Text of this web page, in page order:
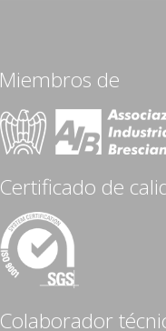
Miembros de
Certificado de
Colaborador